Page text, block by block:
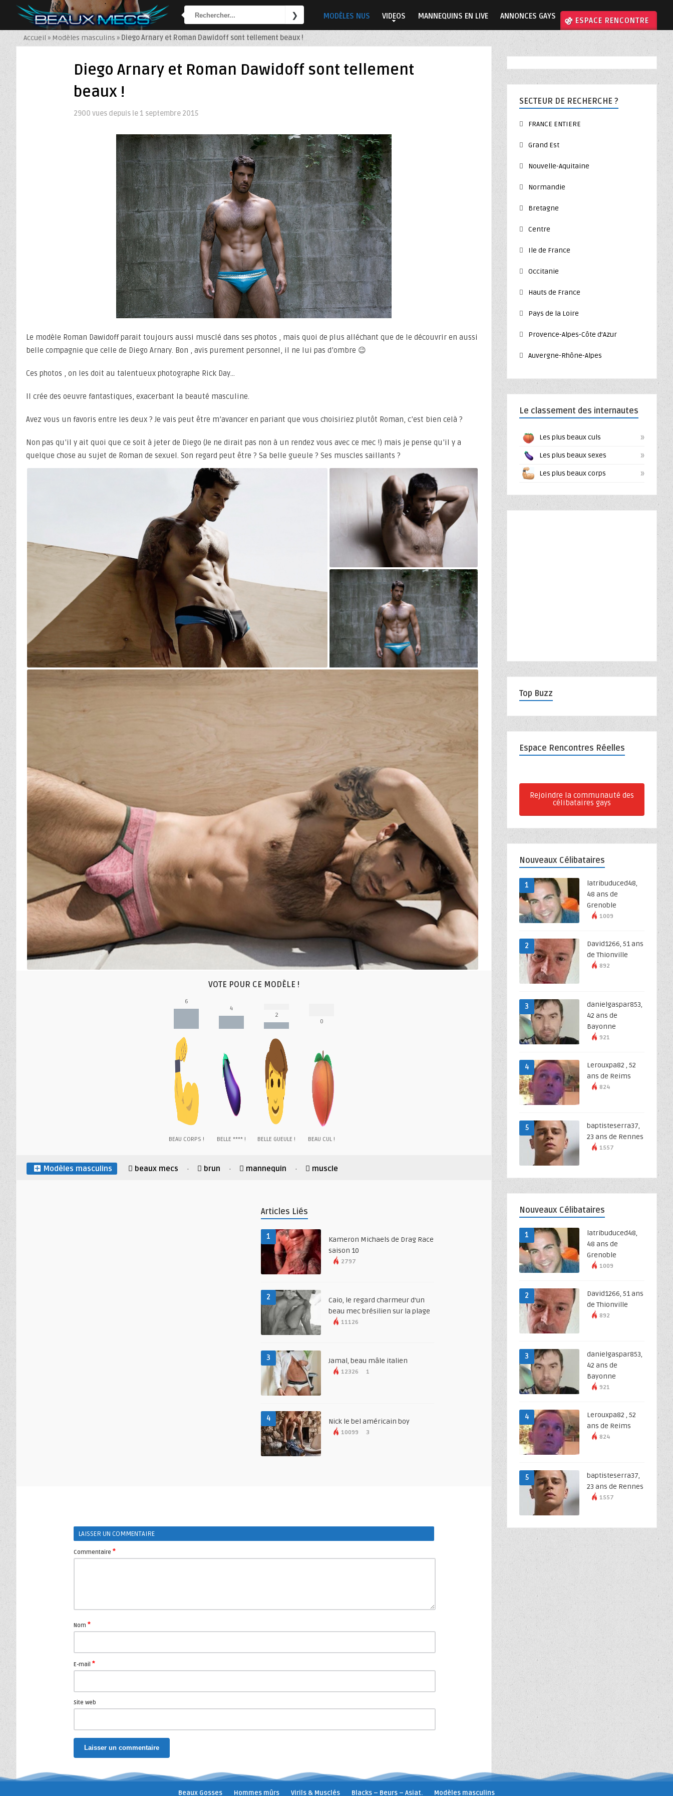
MODÈLES NUS VIDEOS MANNEQUINS EN LIVE ANNONCES GAYS ⚣ ESPACE RENCONTRE
Accueil » Modèles masculins » Diego Arnary et Roman Dawidoff sont tellement beaux !
Diego Arnary et Roman Dawidoff sont tellement
beaux !
2900 vues depuis le 1 septembre 2015
Le modèle Roman Dawidoff parait toujours aussi musclé dans ses photos , mais quoi de plus alléchant que de le découvrir en aussi
belle compagnie que celle de Diego Arnary. Bon , avis purement personnel, il ne lui pas d’ombre 😉
Ces photos , on les doit au talentueux photographe Rick Day…
Il crée des oeuvre fantastiques, exacerbant la beauté masculine.
Avez vous un favoris entre les deux ? Je vais peut être m’avancer en pariant que vous choisiriez plutôt Roman, c’est bien celà ?
Non pas qu’il y ait quoi que ce soit à jeter de Diego (Je ne dirait pas non à un rendez vous avec ce mec !) mais je pense qu’il y a
quelque chose au sujet de Roman de sexuel. Son regard peut être ? Sa belle gueule ? Ses muscles saillants ?
VOTE POUR CE MODÈLE !
6
BEAU CORPS !
4
BELLE **** !
2
BELLE GUEULE !
0
BEAU CUL !
Modèles masculins beaux mecs · brun · mannequin · muscle
Articles Liés
1
Kameron Michaels de Drag Race
saison 10
2797
2
Caio, le regard charmeur d’un
beau mec brésilien sur la plage
11126
3 Jamal, beau mâle italien
12326 1
4 Nick le bel américain boy
10099 3
LAISSER UN COMMENTAIRE
Commentaire *
Nom *
E-mail *
Site web
SECTEUR DE RECHERCHE ?
FRANCE ENTIERE
Grand Est
Nouvelle-Aquitaine
Normandie
Bretagne
Centre
Ile de France
Occitanie
Hauts de France
Pays de la Loire
Provence-Alpes-Côte d’Azur
Auvergne-Rhône-Alpes
Le classement des internautes
Les plus beaux culs »
Les plus beaux sexes »
Les plus beaux corps »
Top Buzz
Espace Rencontres Réelles
Rejoindre la communauté des
célibataires gays
Nouveaux Célibataires
1
latribuduced48,
48 ans de
Grenoble
1009
2
David1266, 51 ans
de Thionville
892
3
danielgaspar853,
42 ans de
Bayonne
921
4
Lerouxpa82 , 52
ans de Reims
824
5
baptisteserra37,
23 ans de Rennes
1557
Nouveaux Célibataires
1
latribuduced48,
48 ans de
Grenoble
1009
2
David1266, 51 ans
de Thionville
892
3
danielgaspar853,
42 ans de
Bayonne
921
4
Lerouxpa82 , 52
ans de Reims
824
5
baptisteserra37,
23 ans de Rennes
1557
Beaux Gosses Hommes mûrs Virils & Musclés Blacks – Beurs – Asiat. Modèles masculins